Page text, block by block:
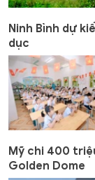
Ninh Bình dự
dục
Mỹ chi 400
Golden Dome